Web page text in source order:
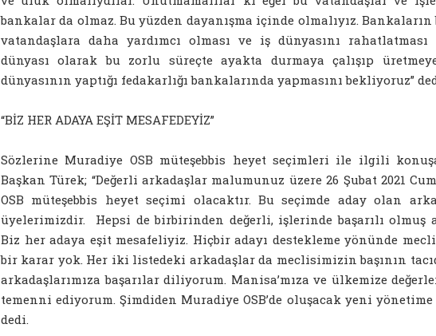
bankalar da olmaz. Bu yüzden dayanışma içinde olmalıyız.
vatandaşlara daha yardımcı olması ve iş dünyasını rahatlatması
dünyası olarak bu zorlu süreçte ayakta durmaya çalışıp
dünyasının yaptığı fedakarlığı bankalarında yapmasını bekliyoruz”
“BİZ HER ADAYA EŞİT MESAFEDEYİZ”
Sözlerine Muradiye OSB müteşebbis heyet seçimleri ile ilgili
Başkan Türek; “Değerli arkadaşlar malumunuz üzere 26 Şubat 2021
OSB müteşebbis heyet seçimi olacaktır. Bu seçimde aday olan
üyelerimizdir. Hepsi de birbirinden değerli, işlerinde başarılı olmuş
Biz her adaya eşit mesafeliyiz. Hiçbir adayı destekleme yönünde
bir karar yok. Her iki listedeki arkadaşlar da meclisimizin başının
arkadaşlarımıza başarılar diliyorum. Manisa’mıza ve ülkemize
temenni ediyorum. Şimdiden Muradiye OSB’de oluşacak yeni
dedi.